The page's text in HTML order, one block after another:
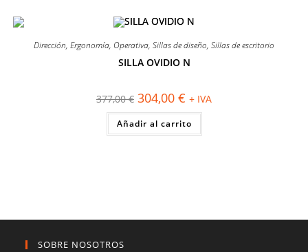
Dirección, Ergonomía, Operativa, Sillas de diseño, Sillas de escritorio
SILLA OVIDIO N
377,00€ El
precio
original
era:
377,00 €.
304,00 € El
precio
actual
es:
304,00 €.
+ IVA
Añadir al carrito
SOBRE NOSOTROS